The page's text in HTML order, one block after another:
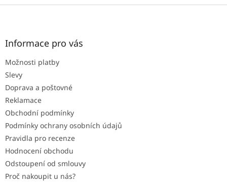
Z
Informace pro vás
Možnosti platby
Slevy
Doprava a poštovné
Reklamace
Obchodní podmínky
Podmínky ochrany osobních údajů
Pravidla pro recenze
Hodnocení obchodu
Odstoupení od smlouvy
Proč nakoupit u nás?